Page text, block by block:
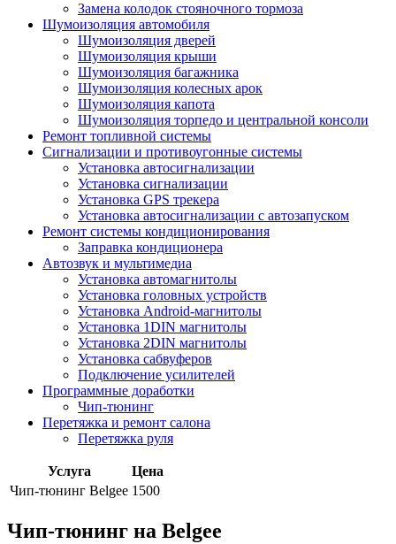
Замена колодок стояночного тормоза
Шумоизоляция автомобиля
Шумоизоляция дверей
Шумоизоляция крыши
Шумоизоляция багажника
Шумоизоляция колесных арок
Шумоизоляция капота
Шумоизоляция торпедо и центральной консоли
Ремонт топливной системы
Сигнализации и противоугонные системы
Установка автосигнализации
Установка сигнализации
Установка GPS трекера
Установка автосигнализации с автозапуском
Ремонт системы кондиционирования
Заправка кондиционера
Автозвук и мультимедиа
Установка автомагнитолы
Установка головных устройств
Установка Android-магнитолы
Установка 1DIN магнитолы
Установка 2DIN магнитолы
Установка сабвуферов
Подключение усилителей
Программные доработки
Чип-тюнинг
Перетяжка и ремонт салона
Перетяжка руля
Услуга
Цена
Чип-тюнинг Belgee 1500
Чип-тюнинг на Belgee